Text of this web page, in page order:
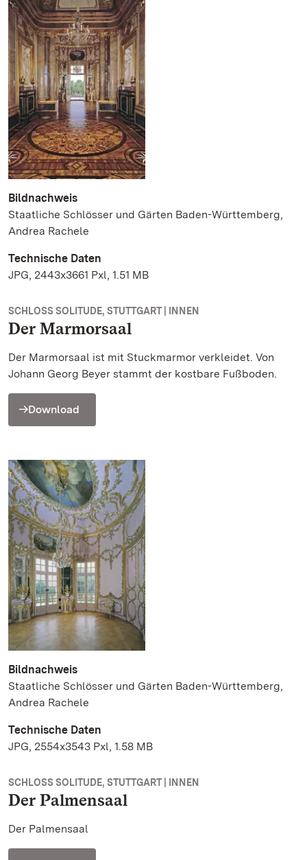
Bildnachweis
Staatliche Schlösser und Gärten Baden-Württemberg,
Andrea Rachele
Technische Daten
JPG, 2443x3661 Pxl, 1.51 MB
SCHLOSS SOLITUDE, STUTTGART | INNEN
Der Marmorsaal
Der Marmorsaal ist mit Stuckmarmor verkleidet. Von
Johann Georg Beyer stammt der kostbare Fußboden.
Download
Bildnachweis
Staatliche Schlösser und Gärten Baden-Württemberg,
Andrea Rachele
Technische Daten
JPG, 2554x3543 Pxl, 1.58 MB
SCHLOSS SOLITUDE, STUTTGART | INNEN
Der Palmensaal
Der Palmensaal